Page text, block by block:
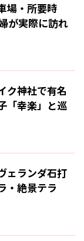
場・所要時
が実際に訪れ
ク神社で有名
「幸楽」と巡
ェランダ石打
・絶景テラ